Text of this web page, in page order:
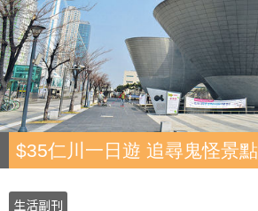
$35仁川一日遊 追尋鬼怪景點
生活副刊